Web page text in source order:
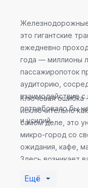
это гигантские
ежедневно
года — миллионы
пассажиропоток
аудиторию,
взаимодействие с
потребовало бы
и усилий.
Ключевая ошибка
исключительно
самом деле, это
микро-город со
ожидания, кафе,
Здесь возникает
пассажир
Ещё